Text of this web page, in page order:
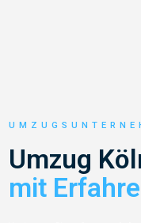
Umzug
mit